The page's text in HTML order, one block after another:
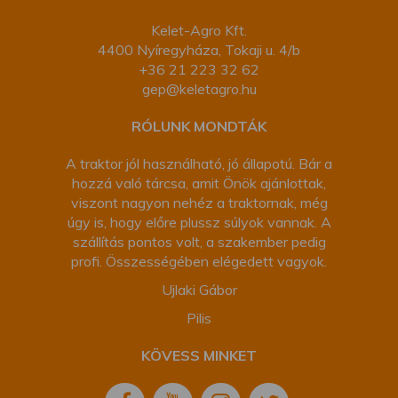
Kelet-Agro Kft.
4400 Nyíregyháza, Tokaji u. 4/b
+36 21 223 32 62
gep@keletagro.hu
RÓLUNK MONDTÁK
A traktor jól használható, jó állapotú. Bár a
hozzá való tárcsa, amit Önök ajánlottak,
viszont nagyon nehéz a traktornak, még
úgy is, hogy előre plussz súlyok vannak. A
szállítás pontos volt, a szakember pedig
profi. Összességében elégedett vagyok.
Ujlaki Gábor
Pilis
KÖVESS MINKET